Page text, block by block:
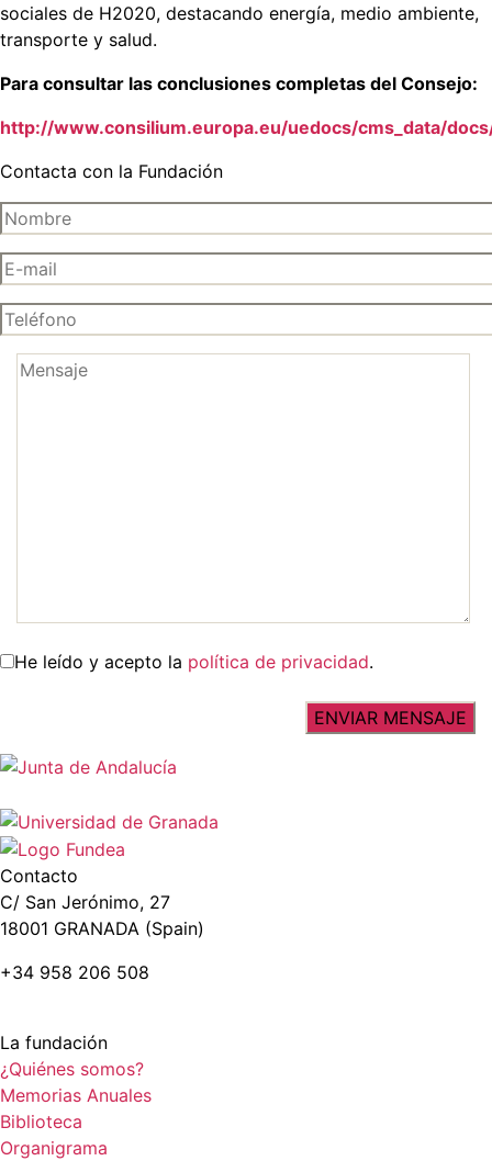
sociales de H2020, destacando energía, medio ambiente,
transporte y salud.
Para consultar las conclusiones completas del Consejo:
http://www.consilium.europa.eu/uedocs/cms_data/
Contacta con la Fundación
He leído y acepto la política de privacidad.
Contacto
C/ San Jerónimo, 27
18001 GRANADA (Spain)
+34 958 206 508
La fundación
¿Quiénes somos?
Memorias Anuales
Biblioteca
Organigrama